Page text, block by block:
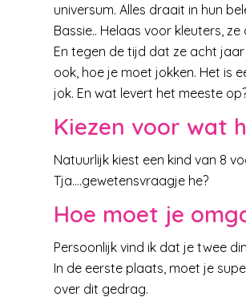
universum. Alles draait in hun
Bassie.. Helaas voor kleuters,
En tegen de tijd dat ze acht
ook, hoe je moet jokken. Het is
jok. En wat levert het meeste
Kiezen voor wat
Natuurlijk kiest een kind van 8
Tja….gewetensvraagje he?
Hoe moet je
Persoonlijk vind ik dat je twee
In de eerste plaats, moet je
over dit gedrag.